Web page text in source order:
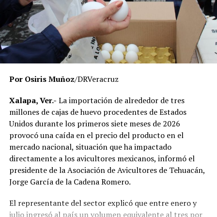
El Gobierno del Estado ha reiterado que las
investigaciones se desarrollan con apego a la ley y
respetando el debido proceso, por lo que hasta el
momento no existe una determinación definitiva sobre
responsabilidades individuales.
señalaron que un grupo de profesores ha manifestado
su inconformidad con el proceso de revisión, al
considerar que las investigaciones podrían afectar
intereses al interior de la institución.
De acuerdo con esos testimonios, el grupo identificado
comoMovimiento Estatal UPAV, integrado
públicamente por Verónica Sánchez Ramos, Mauricio
Ivette Lara Barradas, Roberto Ibáñez y Carlos Enrique
Sierra, ha cuestionado las acciones emprendidas por las
Por Osiris Muñoz/DRVeracruz
Xalapa, Ver.- La importación de alrededor de tres
millones de cajas de huevo procedentes de Estados
Unidos durante los primeros siete meses de 2026
provocó una caída en el precio del producto en el
mercado nacional, situación que ha impactado
directamente a los avicultores mexicanos, informó el
presidente de la Asociación de Avicultores de Tehuacán,
Jorge García de la Cadena Romero.
El representante del sector explicó que entre enero y
julio ingresó al país un volumen equivalente al tres por